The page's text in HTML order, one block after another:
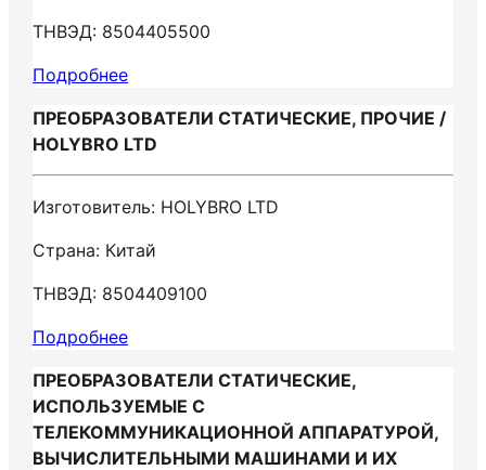
ТНВЭД: 8504405500
Подробнее
ПРЕОБРАЗОВАТЕЛИ СТАТИЧЕСКИЕ, ПРОЧИЕ /
HOLYBRO LTD
Изготовитель: HOLYBRO LTD
Страна: Китай
ТНВЭД: 8504409100
Подробнее
ПРЕОБРАЗОВАТЕЛИ СТАТИЧЕСКИЕ,
ИСПОЛЬЗУЕМЫЕ С
ТЕЛЕКОММУНИКАЦИОННОЙ АППАРАТУРОЙ,
ВЫЧИСЛИТЕЛЬНЫМИ МАШИНАМИ И ИХ